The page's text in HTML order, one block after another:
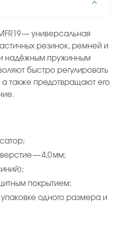
— универсальная
резинок, ремней и
надёжным пружинным
быстро регулировать
также предотвращают его
— 4,0 мм;
покрытием;
упаковке одного размера и